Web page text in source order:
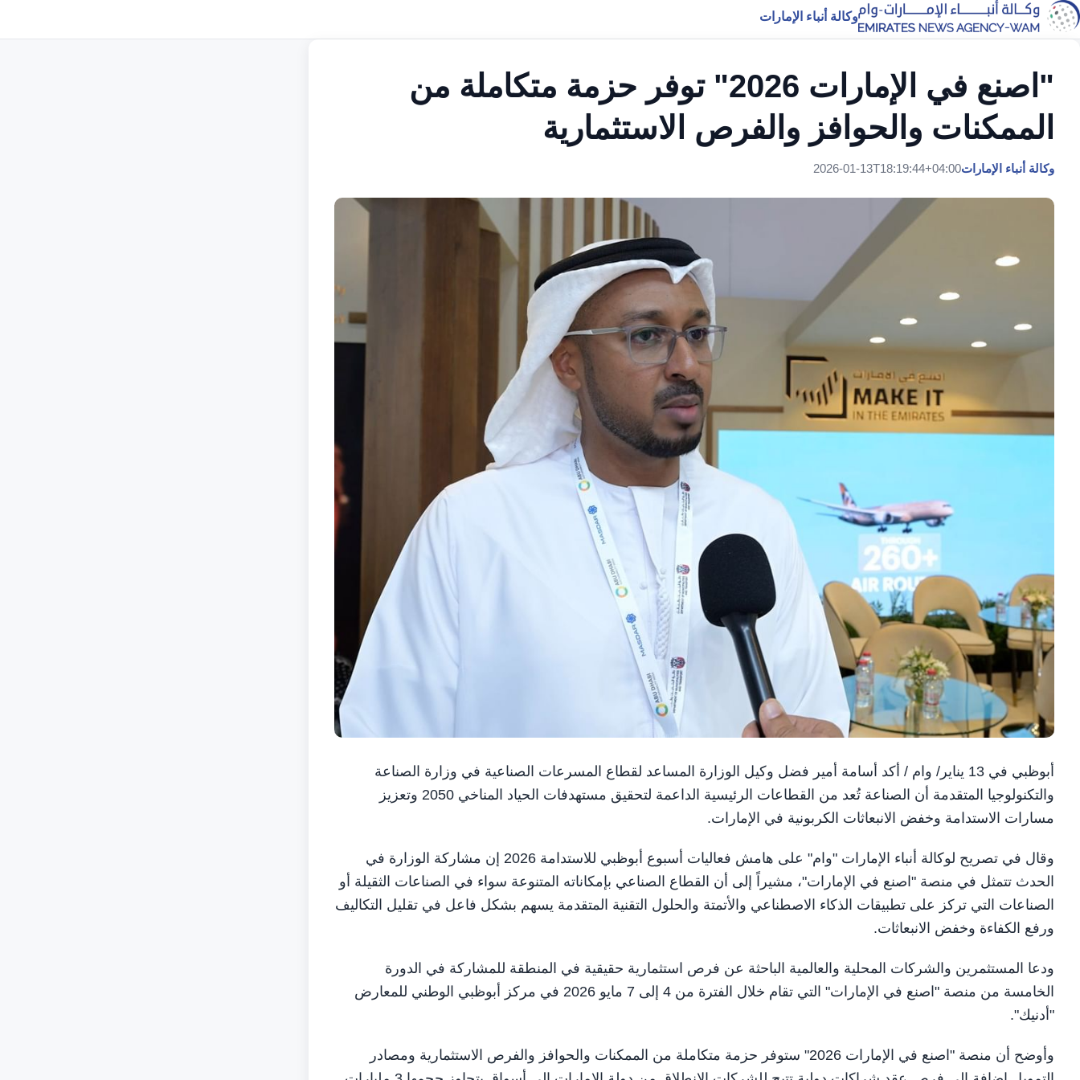
وكالة أنباء الإمارات
"اصنع في الإمارات 2026" توفر حزمة متكاملة من
الممكنات والحوافز والفرص الاستثمارية
وكالة أنباء الإمارات2026-01-13T18:19:44+04:00
أبوظبي في 13 يناير/ وام / أكد أسامة أمير فضل وكيل الوزارة المساعد لقطاع المسرعات الصناعية في وزارة الصناعة
والتكنولوجيا المتقدمة أن الصناعة تُعد من القطاعات الرئيسية الداعمة لتحقيق مستهدفات الحياد المناخي 2050 وتعزيز
مسارات الاستدامة وخفض الانبعاثات الكربونية في الإمارات.
وقال في تصريح لوكالة أنباء الإمارات "وام" على هامش فعاليات أسبوع أبوظبي للاستدامة 2026 إن مشاركة الوزارة في
الحدث تتمثل في منصة "اصنع في الإمارات"، مشيراً إلى أن القطاع الصناعي بإمكاناته المتنوعة سواء في الصناعات الثقيلة أو
الصناعات التي تركز على تطبيقات الذكاء الاصطناعي والأتمتة والحلول التقنية المتقدمة يسهم بشكل فاعل في تقليل التكاليف
ورفع الكفاءة وخفض الانبعاثات.
ودعا المستثمرين والشركات المحلية والعالمية الباحثة عن فرص استثمارية حقيقية في المنطقة للمشاركة في الدورة
الخامسة من منصة "اصنع في الإمارات" التي تقام خلال الفترة من 4 إلى 7 مايو 2026 في مركز أبوظبي الوطني للمعارض
"أدنيك".
وأوضح أن منصة "اصنع في الإمارات 2026" ستوفر حزمة متكاملة من الممكنات والحوافز والفرص الاستثمارية ومصادر